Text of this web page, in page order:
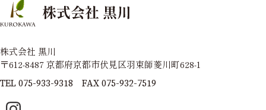
株式会社 黒川
〒612-8487 京都府京都市伏見区羽束師菱川町628-1
TEL075-933-9318 FAX075-932-7519